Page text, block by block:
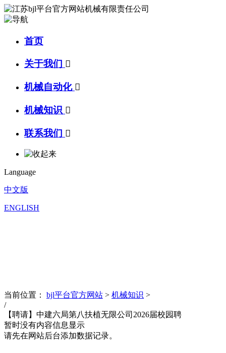
首页
关于我们 
机械自动化 
机械知识 
联系我们 
Language
中文版
ENGLISH
当前位置： bjl平台官方网站 > 机械知识 >
/
【聘请】中建六局第八扶植无限公司2026届校园聘
暂时没有内容信息显示
请先在网站后台添加数据记录。